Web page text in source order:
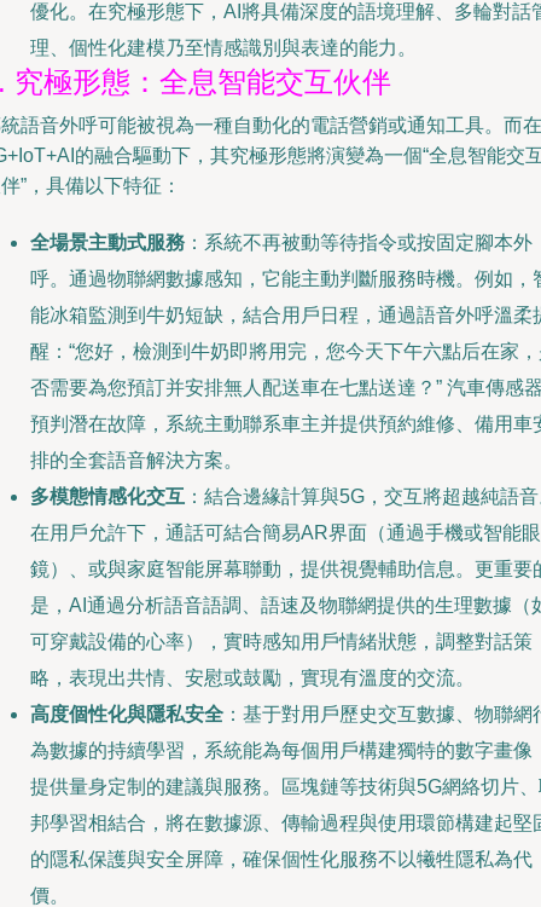
優化。在究極形態下，AI將具備深度的語境理解、多輪對話
理、個性化建模乃至情感識別與表達的能力。
究極形態：全息智能交互伙伴
語音外呼可能被視為一種自動化的電話營銷或通知工具。而在
的融合驅動下，其究極形態將演變為一個“全息智能交
”，具備以下特征：
全場景主動式服務 ：系統不再被動等待指令或按固定腳本外
呼。通過物聯網數據感知，它能主動判斷服務時機。例如，
能冰箱監測到牛奶短缺，結合用戶日程，通過語音外呼溫柔
醒：“您好，檢測到牛奶即將用完，您今天下午六點后在家
否需要為您預訂并安排無人配送車在七點送達？” 汽車傳感
預判潛在故障，系統主動聯系車主并提供預約維修、備用車
排的全套語音解決方案。
多模態情感化交互 ：結合邊緣計算與5G，交互將超越純語
在用戶允許下，通話可結合簡易AR界面（通過手機或智能眼
鏡）、或與家庭智能屏幕聯動，提供視覺輔助信息。更重要
是，AI通過分析語音語調、語速及物聯網提供的生理數據（
可穿戴設備的心率），實時感知用戶情緒狀態，調整對話策
略，表現出共情、安慰或鼓勵，實現有溫度的交流。
高度個性化與隱私安全 ：基于對用戶歷史交互數據、物聯網
為數據的持續學習，系統能為每個用戶構建獨特的數字畫像
提供量身定制的建議與服務。區塊鏈等技術與5G網絡切片
邦學習相結合，將在數據源、傳輸過程與使用環節構建起堅
的隱私保護與安全屏障，確保個性化服務不以犧牲隱私為代
價。